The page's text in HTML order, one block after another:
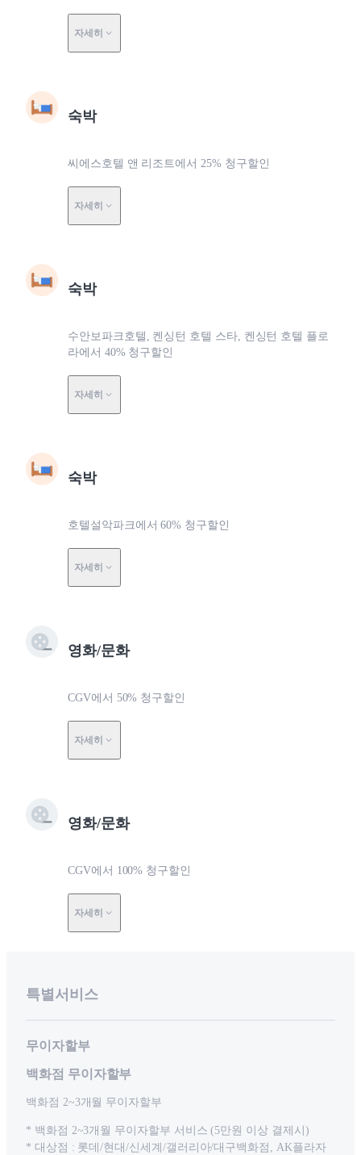
자세히
숙박
씨에스호텔 앤 리조트에서 25% 청구할인
자세히
숙박
수안보파크호텔, 켄싱턴 호텔 스타, 켄싱턴 호텔 플로
라에서 40% 청구할인
자세히
숙박
호텔설악파크에서 60% 청구할인
자세히
영화/문화
CGV에서 50% 청구할인
자세히
영화/문화
CGV에서 100% 청구할인
자세히
특별서비스
무이자할부
백화점 무이자할부
백화점 2~3개월 무이자할부
* 백화점 2~3개월 무이자할부 서비스 (5만원 이상 결제시)
* 대상점 : 롯데/현대/신세계/갤러리아/대구백화점, AK플라자